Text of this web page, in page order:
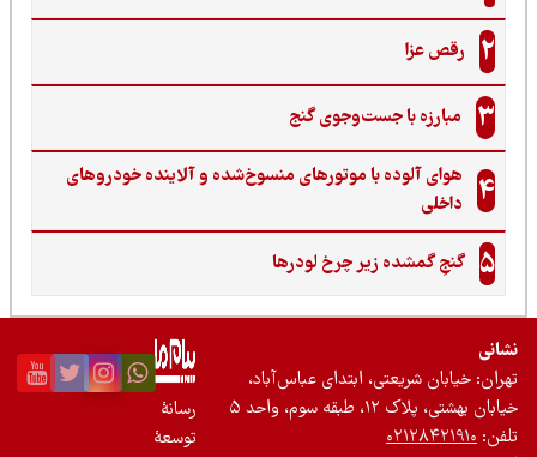
رقص عزا
مبارزه با جست‌وجوی گنج‌
هوای آلوده با موتورهای منسوخ‌شده و آلاینده خودروهای
داخلی
گنجِ گمشده زیر چرخ لودرها
خیابان شریعتی، ابتدای عباس‌آباد،
بهشتی، پلاک ۱۲، طبقه سوم، واحد ۵
۰۲۱۲۸۴۲۱۹۱۰
رسانۀ
توسعۀ